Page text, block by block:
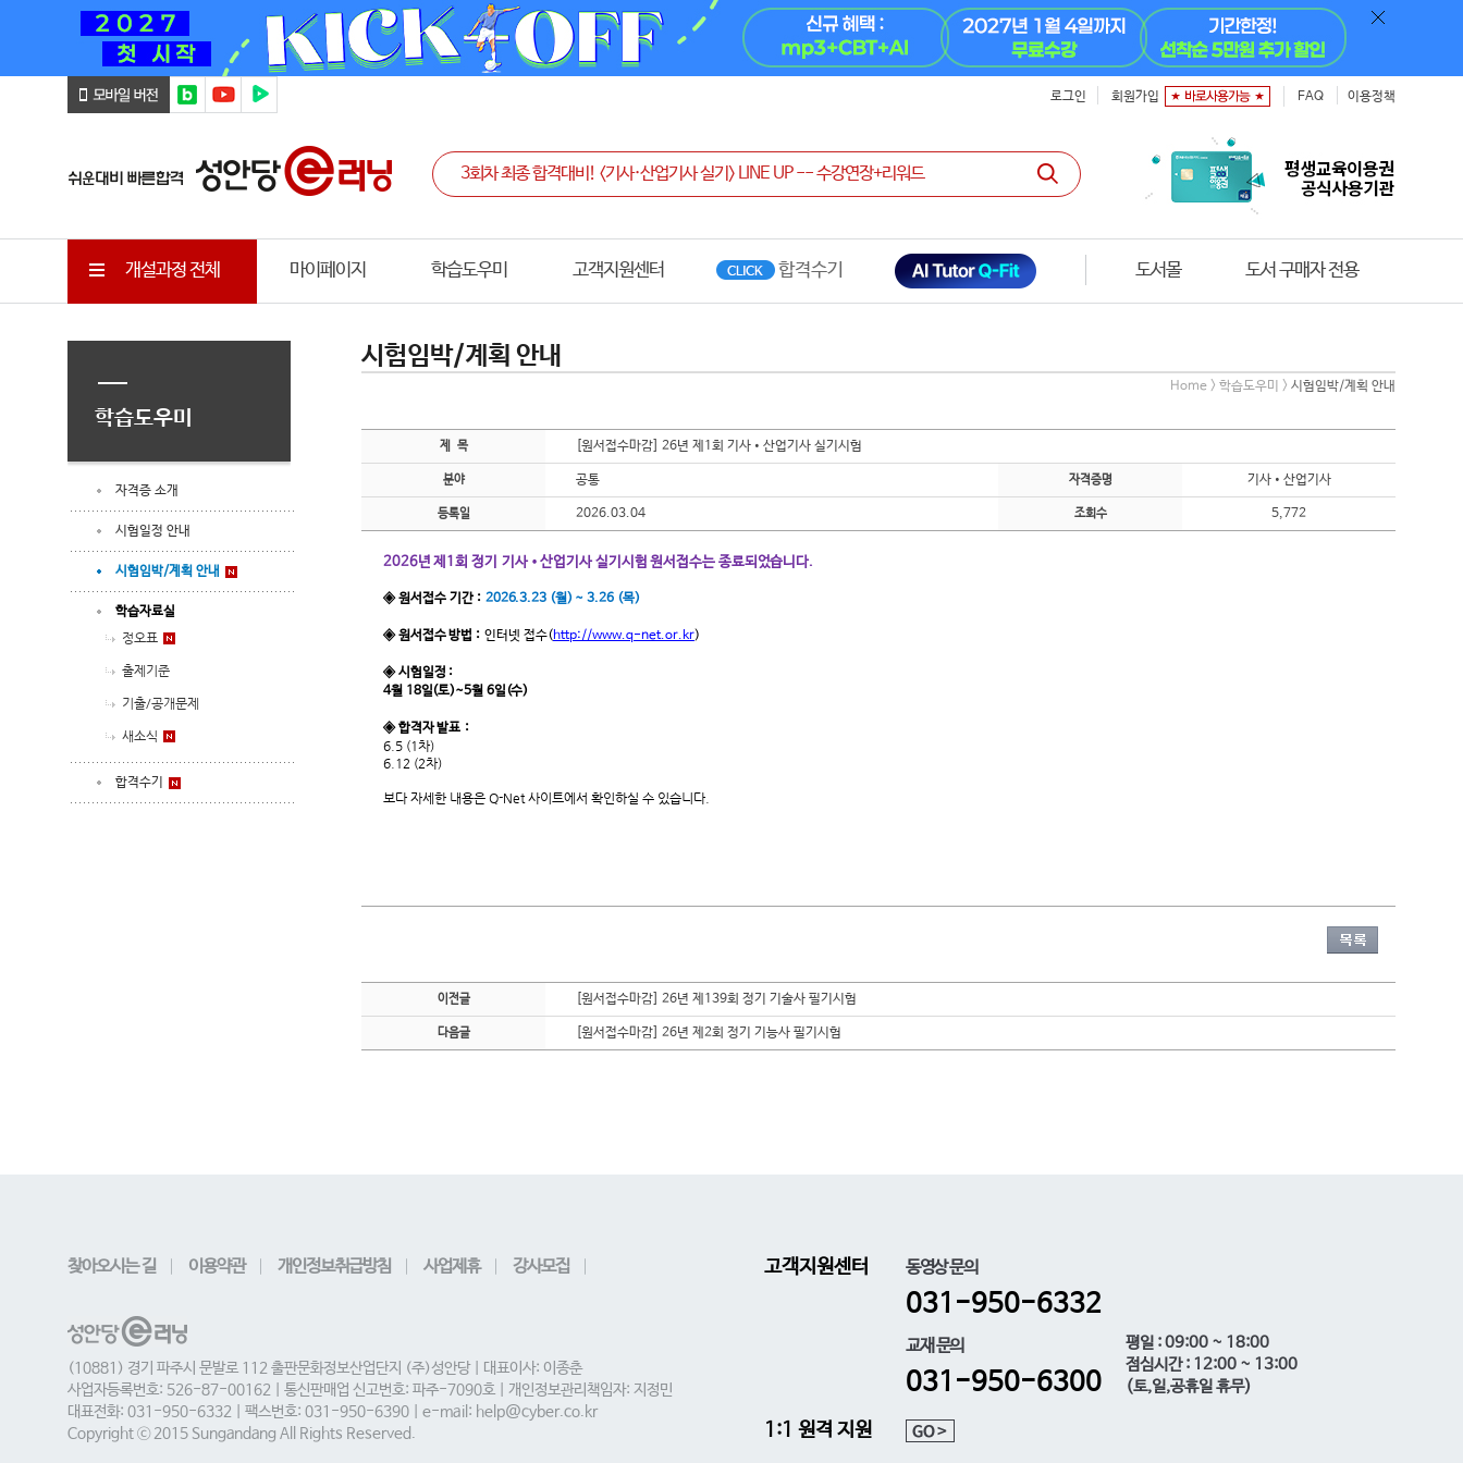
로그인 회원가입 FAQ 이용정책
개설과정 전체 마이페이지 학습도우미 고객지원센터 도서몰 도서 구매자 전용
학습도우미
자격증 소개
시험일정 안내
시험임박/계획 안내
학습자료실
정오표
출제기준
기출/공개문제
새소식
합격수기
시험임박/계획 안내
Home > 학습도우미 > 시험임박/계획 안내
제 목 [원서접수마감] 26년 제1회 기사•산업기사 실기시험
분야 공통 자격증명 기사•산업기사
등록일 2026.03.04 조회수 5,772
2026년 제1회 정기 기사•산업기사 실기 시험 원서접수는 종료되었습니다.
◈ 원서접수 기간 : 2026.3.23 (월) ~ 3.26 (목)
◈ 원서접수 방법 : 인터넷 접수(http://www.q-net.or.kr)
◈ 시험일정 :
4월 18일(토)~5월 6일(수)
◈ 합격자 발표 :
6.5 (1차)
6.12 (2차)
보다 자세한 내용은 Q-Net 사이트에서 확인하실 수 있습니다.
이전글 [원서접수마감] 26년 제139회 정기 기술사 필기시험
다음글 [원서접수마감] 26년 제2회 정기 기능사 필기시험
찾아오시는 길 이용약관 개인정보취급방침 사업제휴 강사모집
(10881) 경기 파주시 문발로 112 출판문화정보산업단지 (주)성안당 | 대표이사: 이종춘
사업자등록번호: 526-87-00162 | 통신판매업 신고번호: 파주-7090호 | 개인정보관리책임자: 지정민
대표전화: 031-950-6332 | 팩스번호: 031-950-6390 | e-mail: help@cyber.co.kr
Copyright ⓒ 2015 Sungandang All Rights Reserved.
고객지원센터 동영상 문의
031-950-6332
교재 문의
031-950-6300
평일 : 09:00 ~ 18:00
점심시간 : 12:00 ~ 13:00
(토,일,공휴일 휴무)
1:1 원격 지원